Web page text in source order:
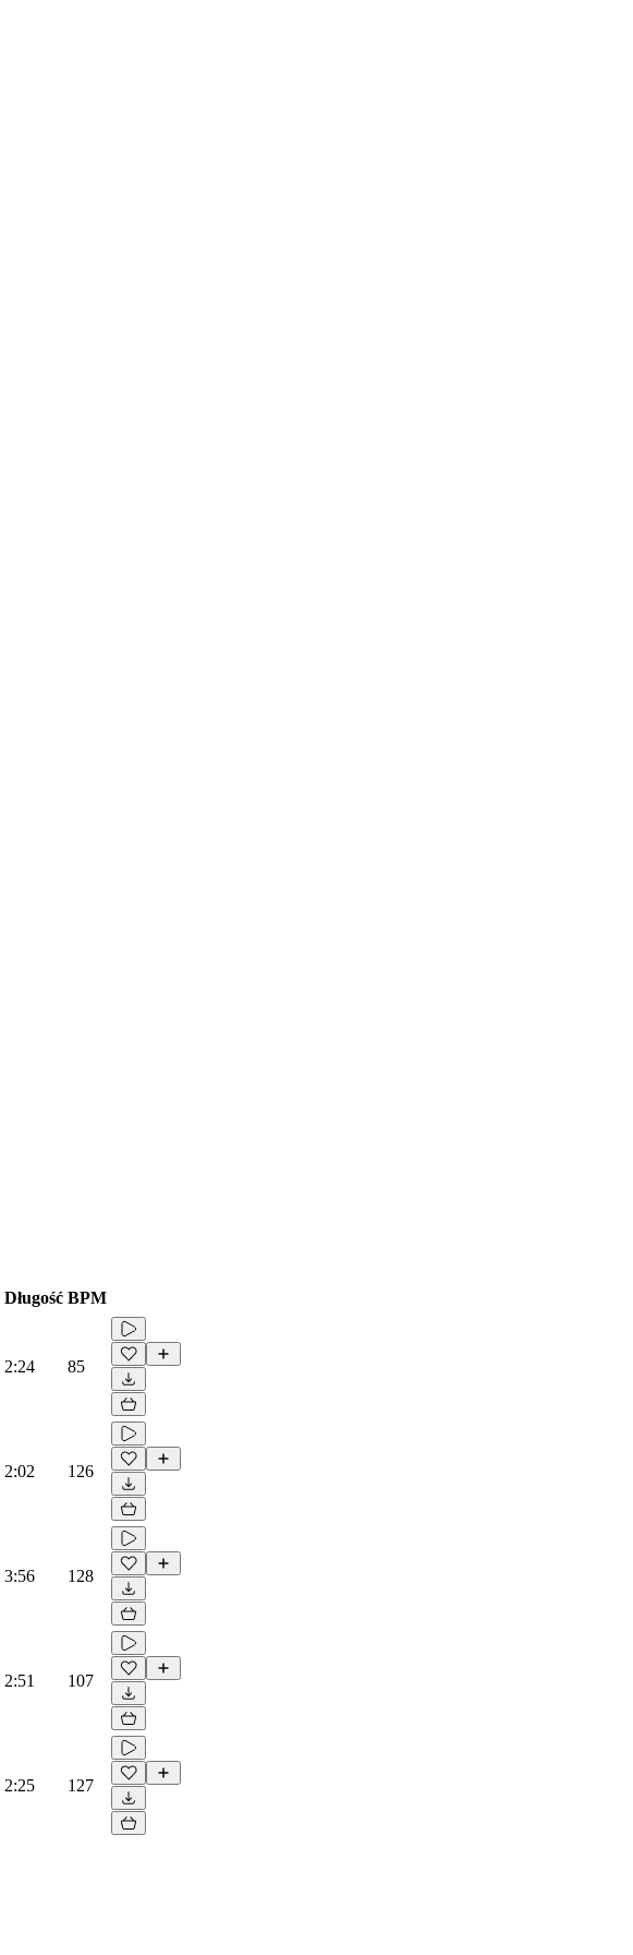
Długość BPM
2:24 85
2:02 126
3:56 128
2:51 107
2:25 127